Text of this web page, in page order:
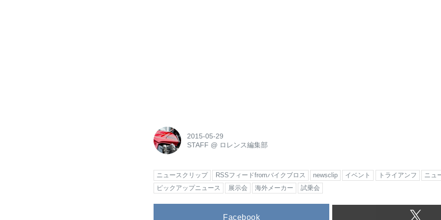
2015-05-29
STAFF @ ロレンス編集部
ニュースクリップ RSSフィードfromバイクブロス newsclip イベント トライアンフ
ニュ
ピックアップニュース
展示会 海外メーカー 試乗会
Facebook